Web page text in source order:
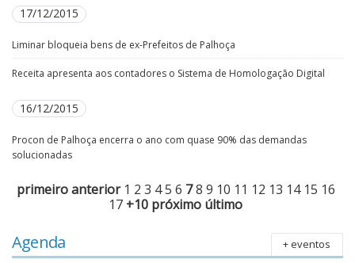
17/12/2015
Liminar bloqueia bens de ex-Prefeitos de Palhoça
Receita apresenta aos contadores o Sistema de Homologação Digital
16/12/2015
Procon de Palhoça encerra o ano com quase 90% das demandas
solucionadas
primeiro anterior 1 2 3 4 5 6 78 9 10 11 12 13 14 15 16
17 +10 próximo último
Agenda + eventos